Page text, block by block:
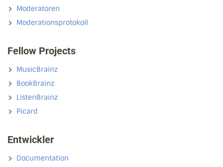
Moderatoren
Moderationsprotokoll
Fellow Projects
MusicBrainz
BookBrainz
ListenBrainz
Picard
Entwickler
Documentation